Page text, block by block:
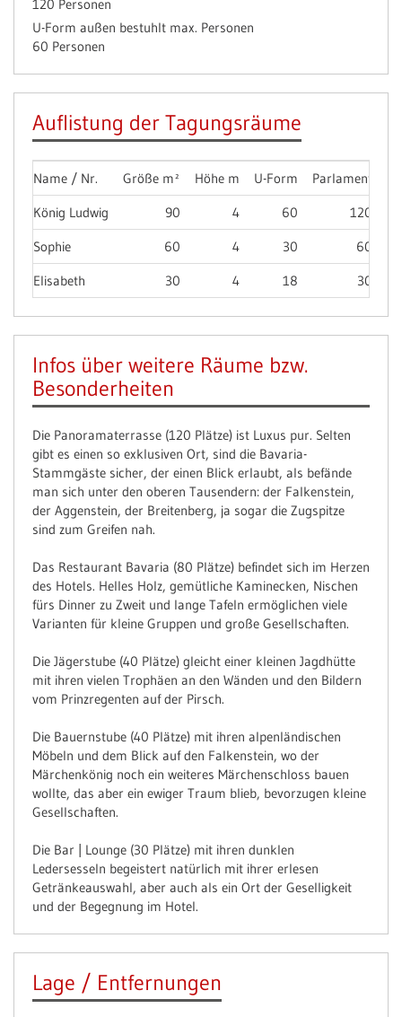
120 Personen
U-Form außen bestuhlt max. Personen
60 Personen
Auflistung der Tagungsräume
Name / Nr. Größe m² Höhe m U-Form Parlament
König Ludwig
90 4 60
120
Sophie
60 4 30
60
Elisabeth
30 4 18 30
Infos über weitere Räume bzw.
Besonderheiten
Die Panoramaterrasse (120 Plätze) ist Luxus pur. Selten
gibt es einen so exklusiven Ort, sind die Bavaria-
Stammgäste sicher, der einen Blick erlaubt, als befände
man sich unter den oberen Tausendern: der Falkenstein,
der Aggenstein, der Breitenberg, ja sogar die Zugspitze
sind zum Greifen nah.
Das Restaurant Bavaria (80 Plätze) befindet sich im Herzen
des Hotels. Helles Holz, gemütliche Kaminecken, Nischen
fürs Dinner zu Zweit und lange Tafeln ermöglichen viele
Varianten für kleine Gruppen und große Gesellschaften.
Die Jägerstube (40 Plätze) gleicht einer kleinen Jagdhütte
mit ihren vielen Trophäen an den Wänden und den Bildern
vom Prinzregenten auf der Pirsch.
Die Bauernstube (40 Plätze) mit ihren alpenländischen
Möbeln und dem Blick auf den Falkenstein, wo der
Märchenkönig noch ein weiteres Märchenschloss bauen
wollte, das aber ein ewiger Traum blieb, bevorzugen kleine
Gesellschaften.
Die Bar | Lounge (30 Plätze) mit ihren dunklen
Ledersesseln begeistert natürlich mit ihrer erlesen
Getränkeauswahl, aber auch als ein Ort der Geselligkeit
und der Begegnung im Hotel.
Lage / Entfernungen